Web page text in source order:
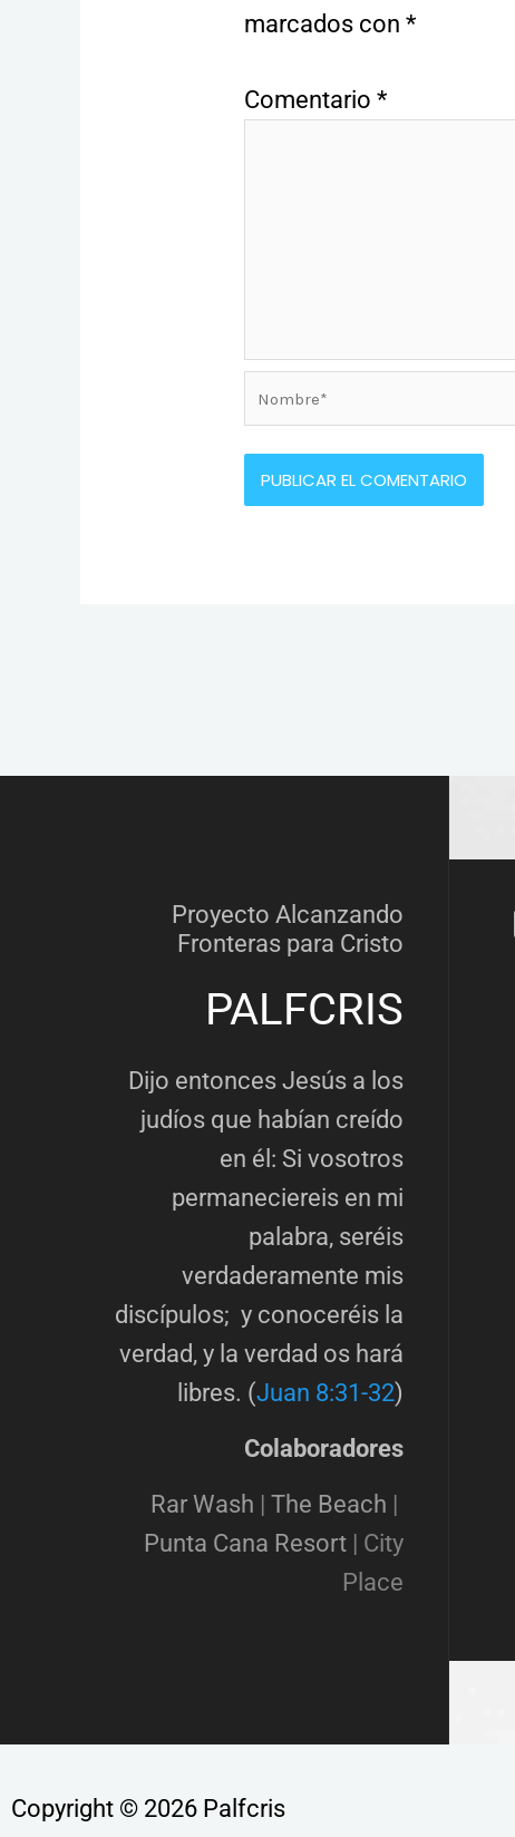
marcados con *
Comentario *
Nombre*
Proyecto Alcanzando
Fronteras para Cristo
PALFCRIS
Dijo entonces Jesús a los
judíos que habían creído
en él: Si vosotros
permaneciereis en mi
palabra, seréis
verdaderamente mis
discípulos; y conoceréis la
verdad, y la verdad os hará
libres. (Juan 8:31-32)
Colaboradores
Rar Wash
The Beach
Punta Cana Resort| City
Place
Copyright © 2026 Palfcris